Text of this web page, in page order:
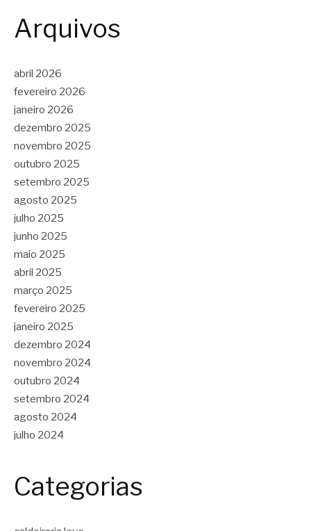
Arquivos
abril 2026
fevereiro 2026
janeiro 2026
dezembro 2025
novembro 2025
outubro 2025
setembro 2025
agosto 2025
julho 2025
junho 2025
maio 2025
abril 2025
março 2025
fevereiro 2025
janeiro 2025
dezembro 2024
novembro 2024
outubro 2024
setembro 2024
agosto 2024
julho 2024
Categorias